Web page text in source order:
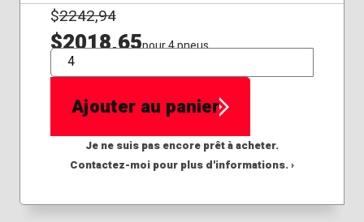
$2242,94
$2018,65pour 4 pneus
QTÉ
Ajouter au panier
Je ne suis pas encore prêt à acheter.
Contactez-moi pour plus d'informations. ›